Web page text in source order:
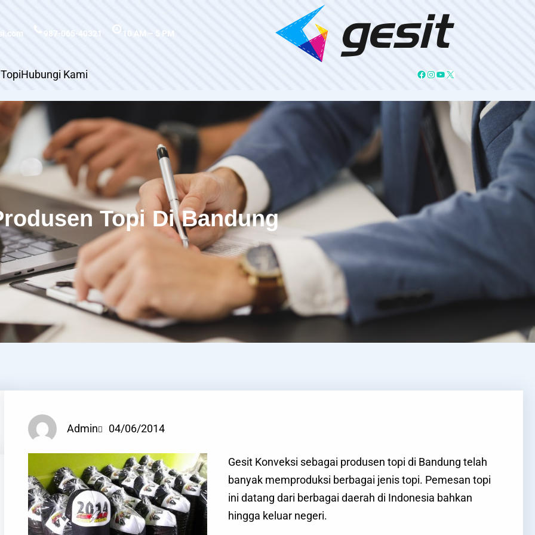
987-065-40321 10 AM – 5 PM
Hubungi Kami Facebook
Instagram
YouTube
X
Topi Di Bandung
Admin 04/06/2014
Gesit Konveksi sebagai produsen topi di Bandung telah
banyak memproduksi berbagai jenis topi. Pemesan topi
ini datang dari berbagai daerah di Indonesia bahkan
hingga keluar negeri.